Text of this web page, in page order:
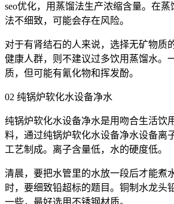
seo优化，用蒸馏法生产浓缩含量。在
法不细致，可能会存在风险。
对于有肾结石的人来说，选择无矿物质
健康人群，则不建议过多饮用蒸馏水。
质，但可能有氰化物和挥发酚。
02 纯锅炉软化水设备净水
纯锅炉软化水设备净水是用吻合生活饮
料，通过纯锅炉软化水设备净水设备离
工艺制成。离子含量低，水的硬度低。
清晨，要把水管里的水放一段后才能煮
时，要细致铅超标的题目。铜制水龙头
一些，最好选用不锈钢材质。